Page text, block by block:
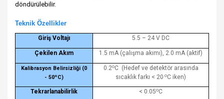
döndürülebilir.
Teknik Özellikler
Giriş Voltajı 5.5 – 24 V DC
Çekilen Akım 1.5 mA (çalışma akımı), 2.0 mA (aktif)
Kalibrasyon Belirsizliği (0
- 50o C)
0.2oC (Hedef ve detektör arasında
sıcaklık farkı < 20 oC iken)
Tekrarlanabilirlik < 0.05oC